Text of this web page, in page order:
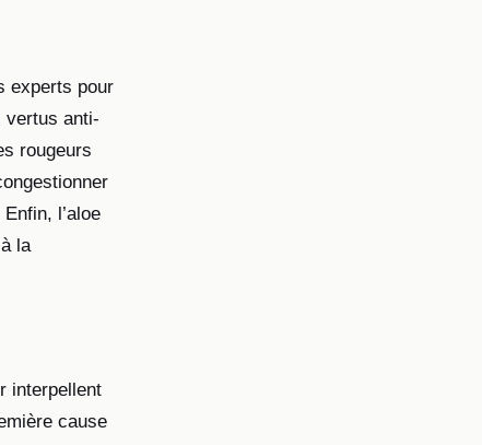
experts pour
vertus anti-
rougeurs
l’aloe
la
interpellent
cause